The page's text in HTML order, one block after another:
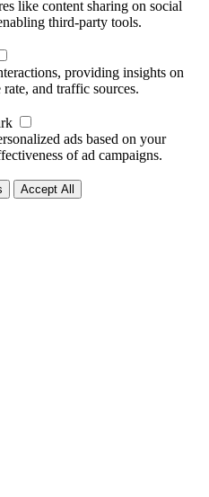
like content sharing on social
third-party tools.
providing insights on
and traffic sources.
ads based on your
of ad campaigns.
Accept All